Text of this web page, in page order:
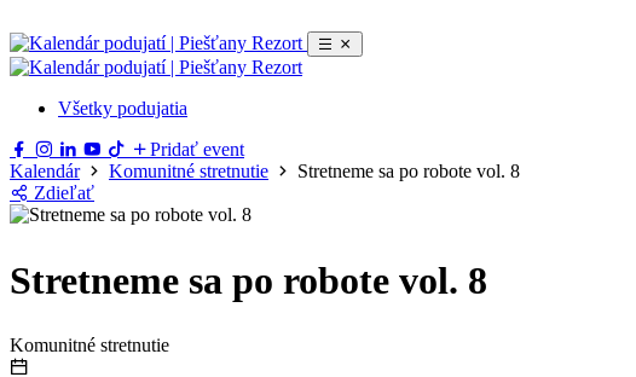
Všetky podujatia
Pridať event
Kalendár
Komunitné stretnutie
Stretneme sa po robote vol. 8
Zdieľať
Stretneme sa po robote vol. 8
Komunitné stretnutie